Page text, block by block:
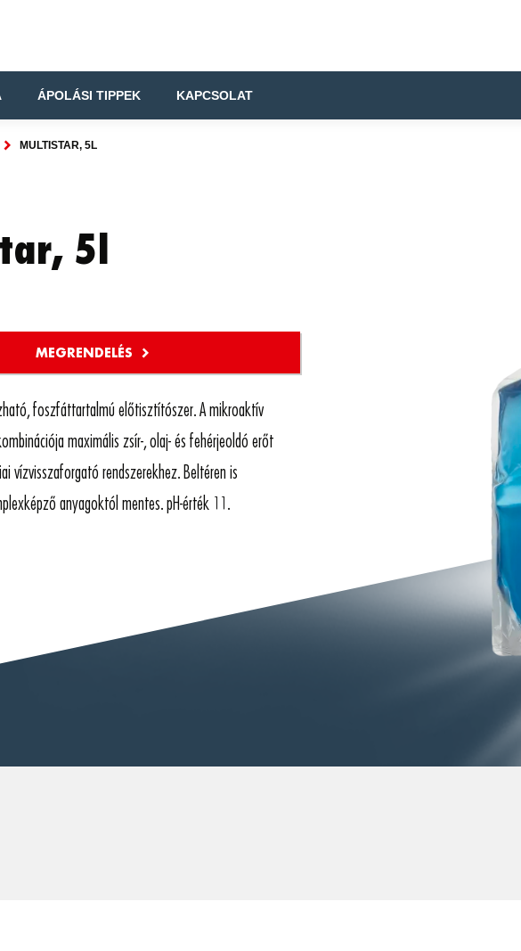
ÁPOLÁSI TIPPEK KAPCSOLAT
MULTISTAR, 5L
5l
foszfáttartalmú előtisztítószer. A mikroaktív
maximális zsír-, olaj- és fehérjeoldó erőt
vízvisszaforgató rendszerekhez. Beltéren is
anyagoktól mentes. pH-érték 11.